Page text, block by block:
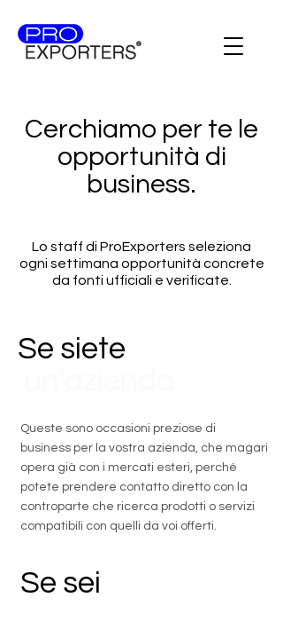
Cerchiamo per te le
opportunità di
business.
Lo staff di ProExporters seleziona
ogni settimana opportunità concrete
da fonti ufficiali e verificate.
Se siete
Queste sono occasioni preziose di
business per la vostra azienda, che magari
opera già con i mercati esteri, perché
potete prendere contatto diretto con la
controparte che ricerca prodotti o servizi
compatibili con quelli da voi offerti.
Se sei